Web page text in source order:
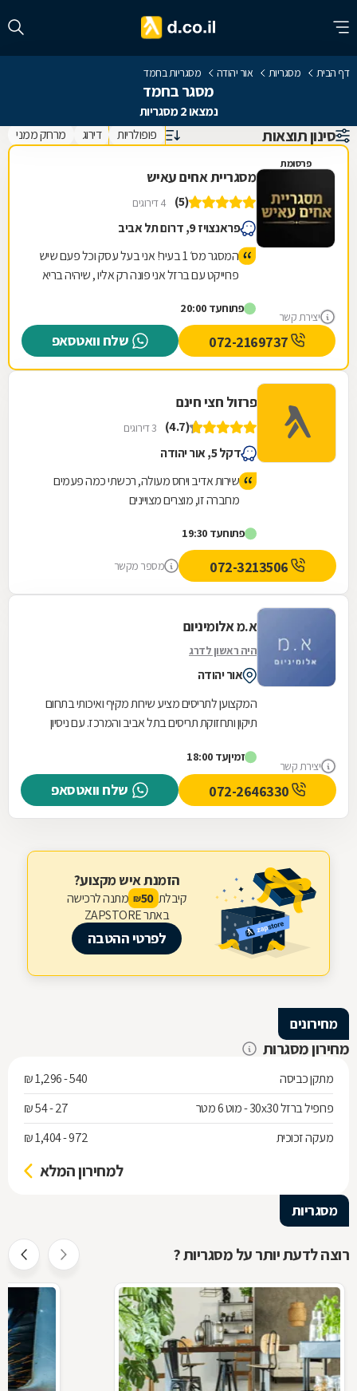
דף הבית מסגריות אור יהודה מסגריות בחמד
מסגר בחמד
נמצאו 2 מסגריות
סינון תוצאות פופולריות דירוג מרחק ממני
פרסומת
יצירת קשר
מסגריית אחים עאיש
(5) 4 דירוגים
פראנצויז 9, דרום תל אביב
המסגר מס׳ 1 בעיר! אני בעל עסק וכל פעם שיש
פרוייקט עם ברזל אני פונה רק אליו , שיהיה בריא
שלוקחת לאחרים הרבה זמן אצלו קיבלתי
במהירות והכל במחיר טוב ששווה לעבודה
שנעשית תודה ובהצלחה חבר
פתוחעד 20:00
שלח וואטסאפ
פרזול חצי חינם
(4.7) 3 דירוגים
דקל 5, אור יהודה
שירות אדיב ויחס מעולה, רכשתי כמה פעמים
מחברה זו, מוצרים מצויינים
פתוחעד 19:30
מספר מקשר
יצירת קשר
א.מ אלומיניום
היה ראשון לדרג
אור יהודה
המקצוען לתריסים מציע שירות מקיף ואיכותי בתחום
תיקון ותחזוקת תריסים בתל אביב והמרכז. עם ניסיון
זמיןעד 18:00
שלח וואטסאפ
הזמנת איש מקצוע?
קיבלת 50
₪ מתנה לרכישה
באתר ZAPSTORE
לפרטי ההטבה
מחירונים
מחירון מסגרות
מתקן כביסה
540 - 1,296 ₪
פרופיל ברזל 30x30 - מוט 6 מטר
27 - 54 ₪
מעקה זכוכית
972 - 1,404 ₪
למחירון המלא
מסגריות
רוצה לדעת יותר על מסגריות ?